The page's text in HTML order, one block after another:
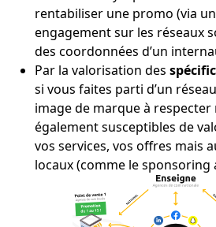
rentabiliser une promo (via
engagement sur les réseaux
des coordonnées d’un
Par la valorisation des
si vous faites parti d’un
image de marque à respecter
également susceptibles de
vos services, vos offres mais
locaux (comme le sponsoring